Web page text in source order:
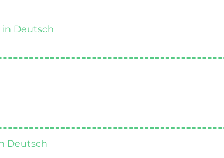
Deutsch
Deutsch